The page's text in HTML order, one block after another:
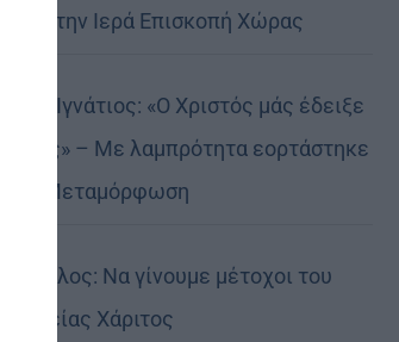
στην Ιερά Επισκοπή Χώρας
Ιγνάτιος: «Ο Χριστός μάς έδειξε
μας» – Με λαμπρότητα εορτάστηκε
η Μεταμόρφωση
Παύλος: Να γίνουμε μέτοχοι του
Θείας Χάριτος